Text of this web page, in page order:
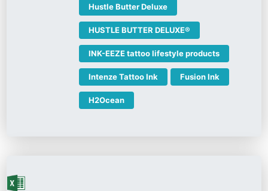
Hustle Butter Deluxe
HUSTLE BUTTER DELUXE®
INK-EEZE tattoo lifestyle products
Intenze Tattoo Ink Fusion Ink
H2Ocean